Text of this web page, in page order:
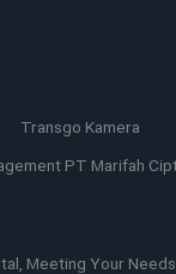
Transgo Kamera
PT Marifah
Meeting Your